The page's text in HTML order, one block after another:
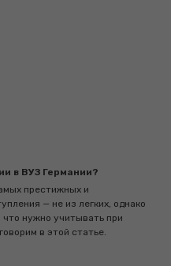
в ВУЗ Германии?
престижных и
— не из легких, однако
нужно учитывать при
в этой статье.